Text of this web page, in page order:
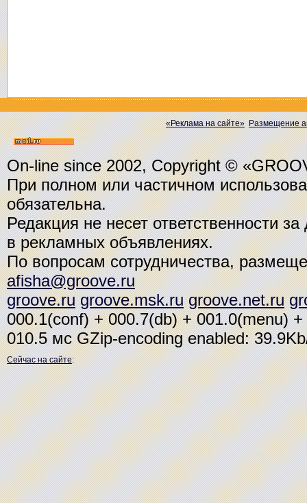
«Реклама на сайте» Размещение
On-line since 2002, Copyright ©
При полном или частичном
обязательна.
Редакция не несет ответственности
в рекламных объявлениях.
По вопросам сотрудничества,
afisha@groove.ru
groove.ru groove.msk.ru groove.net.ru
000.1(conf) + 000.7(db) + 001.0(menu)
010.5 мсGZip-encoding enabled:
Сейчас на сайте: